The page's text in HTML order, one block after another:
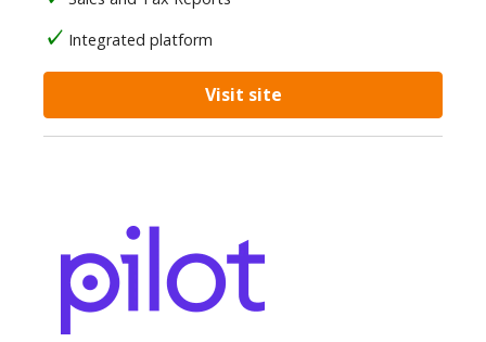
Integrated platform
Visit site